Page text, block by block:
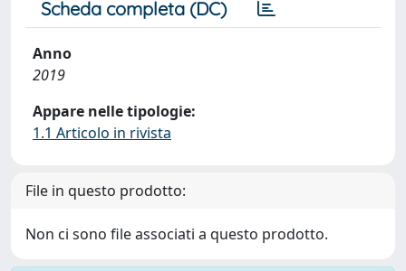
Scheda completa (DC)
Anno
2019
Appare nelle tipologie:
1.1 Articolo in rivista
File in questo prodotto:
Non ci sono file associati a questo prodotto.